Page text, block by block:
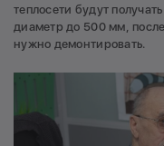
теплосети будут
диаметр до 500 мм,
нужно демонтировать.